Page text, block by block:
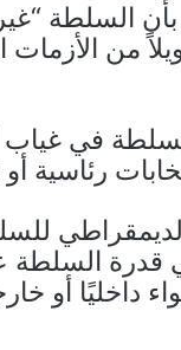
السلطة “غير
من
للسلطة في
رئاسية
الديمقراطي
قدرة السلطة
أو